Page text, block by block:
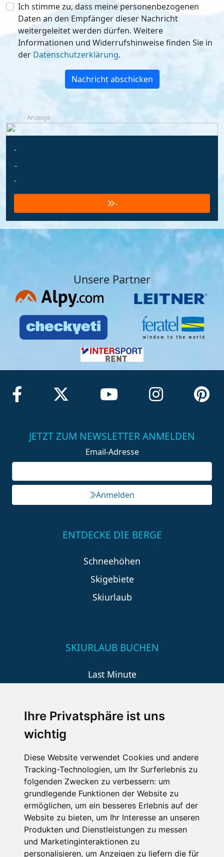
Ihre Privatsphäre ist uns
wichtig
Diese Website verwendet Cookies und andere
Tracking-Technologien, um Ihr Surferlebnis zu
folgenden Zwecken zu verbessern: um
grundlegende Funktionen der Website zu
ermöglichen, um ein besseres Erlebnis auf der
Website zu bieten, um Ihr Interesse an unseren
Produkten und Dienstleistungen zu messen
und Marketinginteraktionen zu
personalisieren, um Anzeigen zu liefern die für
Ich stimme zu, dass meine personenbezogenen
Daten an den Empfänger dieser Nachricht
weitergeleitet werden dürfen. Weitere
Informationen und Widerrufshinweise finden Sie in
der Datenschutzerklärung.
Nachricht abschicken
Anzeige
-
-
-
-
Unsere Partner
JETZT ZUM NEWSLETTER ANMELDEN
Email-Adresse
Anmelden
ENTDECKE DIE BERGE
Schneehöhen
Skigebiete
Skiurlaub
SKIURLAUB BUCHEN
Last Minute
Wellness
SCHNEEHÖHEN SKI APP
Die Schneehoehen Ski APP für iOS und Android - Ein
Muss für alle Wintersportler und Schneefreaks!